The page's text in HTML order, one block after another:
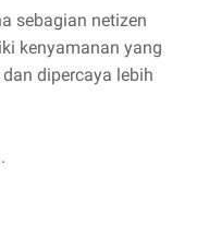
sebagian netizen
kenyamanan yang
dipercaya lebih